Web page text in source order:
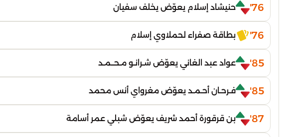
76' حنيشاد إسلام يعوّض يخلف سفيان
76' بطاقة صفراء لحملاوي إسلام
85' عواد عبد الغاني يعوّض شـرانـو مـحــمـد
85' فـرحـان أحـمـد يعوّض مغرواي أنس محمد
87' بن قرقورة أحمد شريف يعوّض شبلي عمر أسامة